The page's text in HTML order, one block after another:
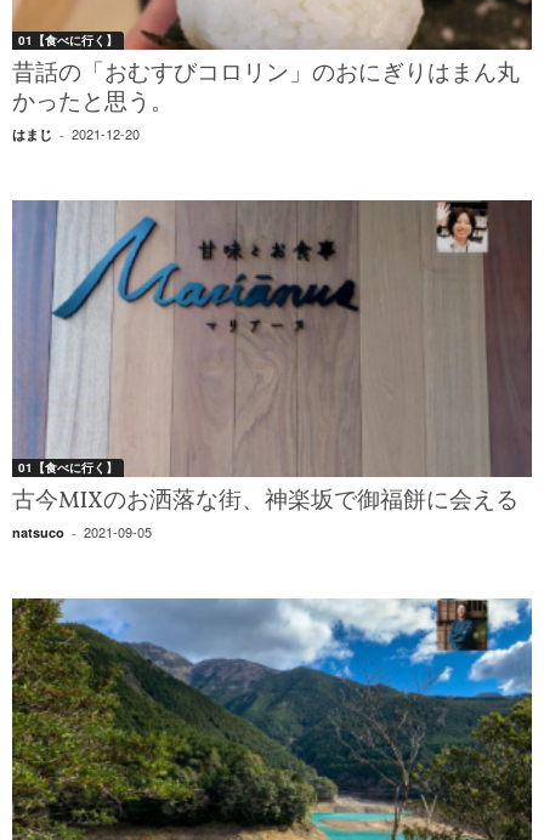
01【食べに行く】
昔話の「おむすびコロリン」のおにぎりはまん丸
かったと思う。
はまじ - 2021-12-20
01【食べに行く】
古今MIXのお洒落な街、神楽坂で御福餅に会える
natsuco - 2021-09-05